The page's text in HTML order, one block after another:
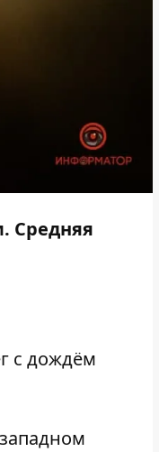
Средняя
с дождём